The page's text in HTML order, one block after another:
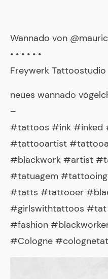
Wannado von
• • • • • •
Freywerk Tattoostudio
neues wannado
–
#tattoos #ink #inked
#tattooartist
#blackwork #artist
#tatuagem
#tatts #tattooer
#girlswithtattoos
#fashion
#Cologne